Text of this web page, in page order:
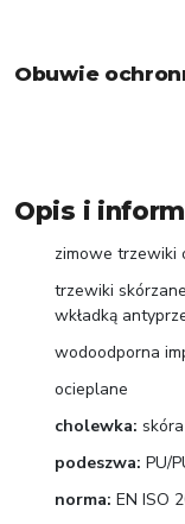
Obuwie
Opis i
zimowe trzewiki
trzewiki
wkładką
wodoodporna
ocieplane
cholewka:
podeszwa: PU/
norma: EN ISO